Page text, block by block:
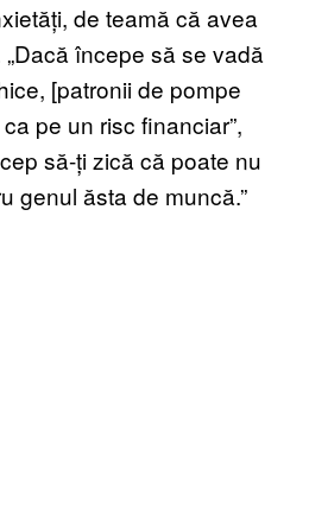
de teamă că avea
începe să se vadă
[patronii de pompe
pe un risc financiar”,
să-ți zică că poate nu
genul ăsta de muncă.”